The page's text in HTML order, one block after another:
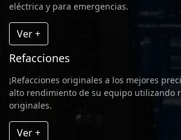
eléctrica y para emergencias.
Ver +
Refacciones
¡Refacciones originales a los mejores
alto rendimiento de su equipo utilizando
originales.
Ver +